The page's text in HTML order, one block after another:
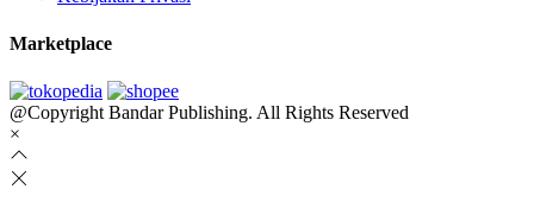
Marketplace
@Copyright Bandar Publishing. All Rights Reserved
×